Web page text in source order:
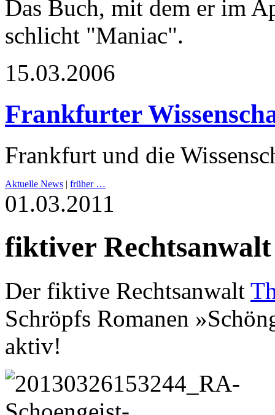
Das Buch, mit dem er im
schlicht "Maniac".
15.03.2006
Frankfurter
Frankfurt und die
Aktuelle News | früher …
01.03.2011
fiktiver Rechtsanwalt
Der fiktive Rechtsanwalt
Schröpfs Romanen
aktiv!